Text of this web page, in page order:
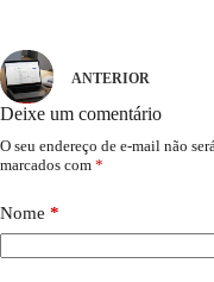
ANTERIOR
Deixe um comentário
O seu endereço de e-mail não
marcados com *
Nome *